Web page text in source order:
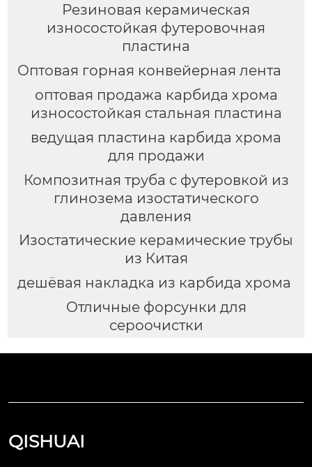
Резиновая керамическая
износостойкая футеровочная
пластина
Оптовая горная конвейерная лента
оптовая продажа карбида хрома
износостойкая стальная пластина
ведущая пластина карбида хрома
для продажи
Композитная труба с футеровкой из
глинозема изостатического
давления
Изостатические керамические трубы
из Китая
дешёвая накладка из карбида хрома
Отличные форсунки для
сероочистки
QISHUAI